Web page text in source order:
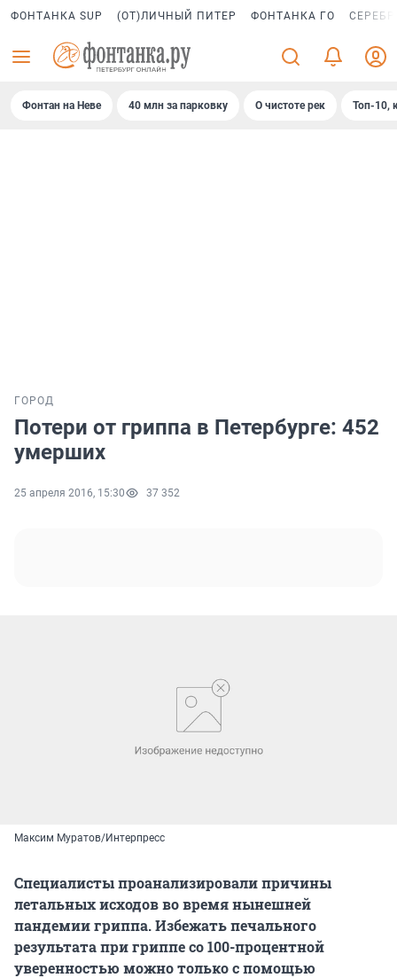
ФОНТАНКА SUP (ОТ)ЛИЧНЫЙ ПИТЕР ФОНТАНКА ГО
Фонтан на Неве 40 млн за парковку О чистоте рек Топ-10,
ГОРОД
Потери от гриппа в Петербурге: 452
умерших
25 апреля 2016, 15:30 37 352
Максим Муратов/Интерпресс
Специалисты проанализировали причины
летальных исходов во время нынешней
пандемии гриппа. Избежать печального
результата при гриппе со 100-процентной
уверенностью можно только с помощью